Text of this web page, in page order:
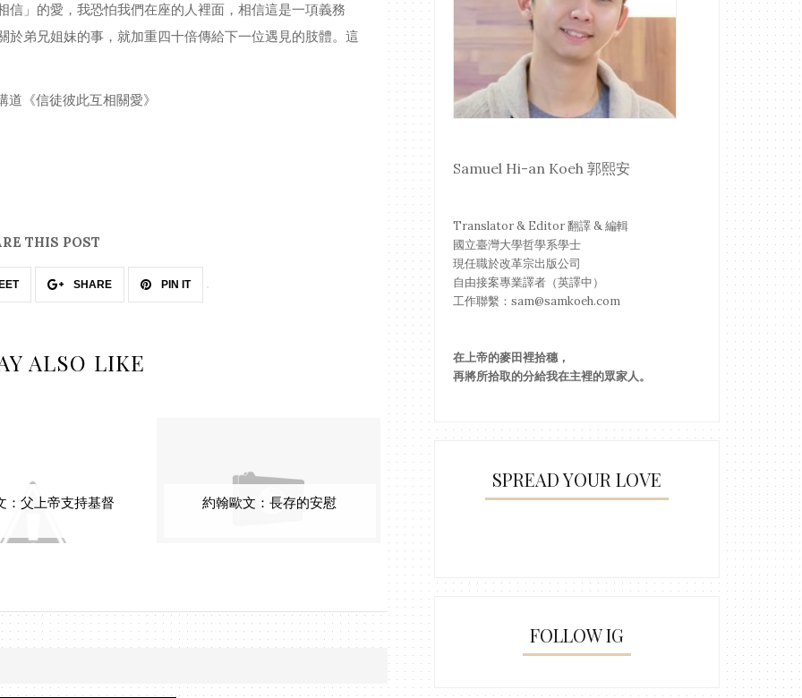
信」的愛，我恐怕我們在座的人裡面，相信這是一項義務
於弟兄姐妹的事，就加重四十倍傳給下一位遇見的肢體。這
《信徒彼此互相關愛》
THIS POST
SHARE PIN IT
ALSO LIKE
：父上帝支持基督 約翰歐文：長存的安慰 約翰歐文：罵人的詞彙 約翰歐文：測不透的
Samuel Hi-an Koeh 郭熙安
Translator & Editor 翻譯 & 編輯
國立臺灣大學哲學系學士
現任職於改革宗出版公司
自由接案專業譯者（英譯中）
工作聯繫：sam@samkoeh.com
在上帝的麥田裡拾穗，
再將所拾取的分給我在主裡的眾家人。
SPREAD YOUR LOVE
FOLLOW IG